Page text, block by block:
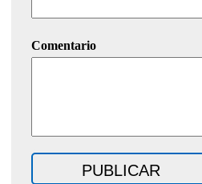
Comentario